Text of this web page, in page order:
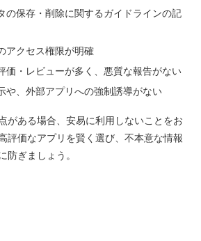
の保存・削除に関するガイドラインの記
アクセス権限が明確
価・レビューが多く、悪質な報告がない
や、外部アプリへの強制誘導がない
がある場合、安易に利用しないことをお
評価なアプリを賢く選び、不本意な情報
防ぎましょう。